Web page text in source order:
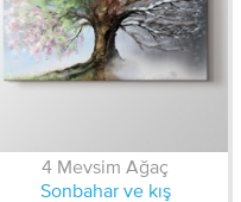
4 Mevsim Ağaç
Sonbahar ve kış